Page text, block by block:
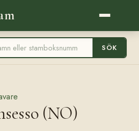
SÖK
(NO)